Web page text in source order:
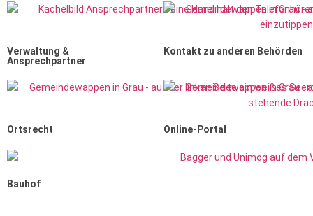
Verwaltung &
Ansprechpartner
Kontakt zu anderen Behörden
Ortsrecht Online-Portal
Bauhof